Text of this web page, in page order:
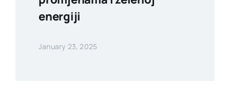
energiji
January 23, 2025